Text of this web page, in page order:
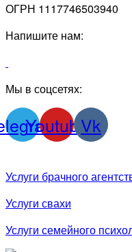
ОГРН 1117746503940
Напишите нам:
Мы в соцсетях:
YoutubeVk
Услуги брачного
Услуги свахи
Услуги семейного